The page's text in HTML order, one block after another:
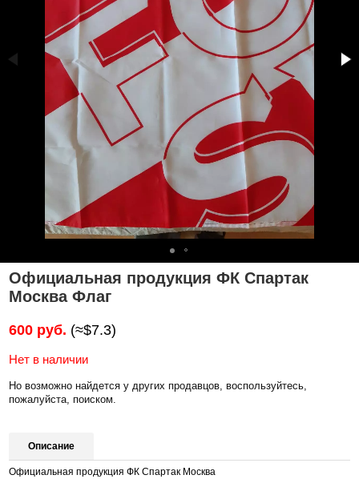
Официальная продукция ФК Спартак
Москва Флаг
600 руб. (≈$7.3)
Нет в наличии
Но возможно найдется у других продавцов, воспользуйтесь,
пожалуйста, поиском.
Описание
Официальная продукция ФК Спартак Москва